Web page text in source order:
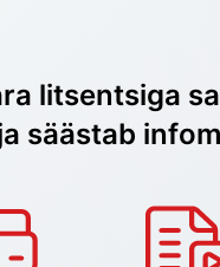
litsentsiga
säästab